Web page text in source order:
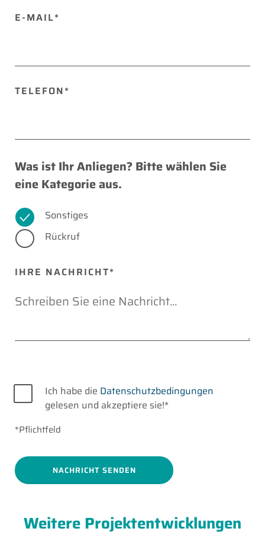
E-MAIL*
TELEFON*
Was ist Ihr Anliegen? Bitte wählen Sie
eine Kategorie aus.
Sonstiges
Rückruf
IHRE NACHRICHT*
Datenschutz
Ich habe die Datenschutzbedingungen
gelesen und akzeptiere sie!*
*Pflichtfeld
Weitere Projektentwicklungen